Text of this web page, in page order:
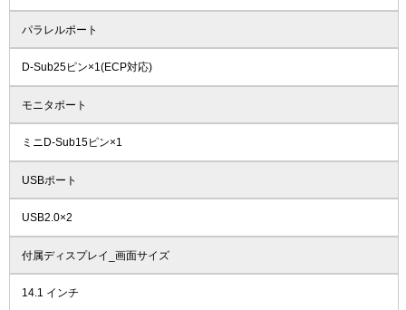
パラレルポート
D-Sub25ピン×1(ECP対応)
モニタポート
ミニD-Sub15ピン×1
USBポート
USB2.0×2
付属ディスプレイ_画面サイズ
14.1 インチ